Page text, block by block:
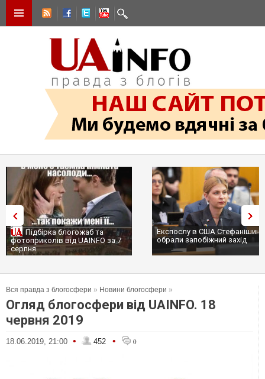
Експослу в США Стефанішиній
обрали запобіжний захід
Трамп не передасть Україні
сотні ракет до Patriot, бо у
Вся правда з блогосфери » Новини блогосфери »
Огляд блогосфери від UAINFO. 18
червня 2019
18.06.2019, 21:00 • 452 • 0